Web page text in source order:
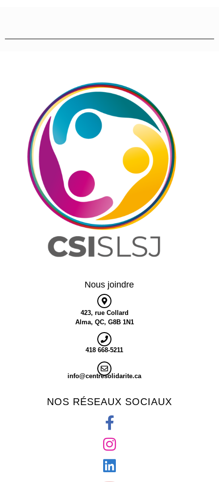
Nous joindre
423, rue Collard
Alma, QC, G8B 1N1
418 668-5211
info@centresolidarite.ca
NOS RÉSEAUX SOCIAUX